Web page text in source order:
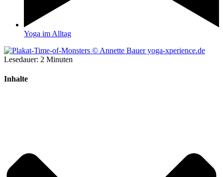
Yoga im Alltag
Lesedauer: 2 Minuten
Inhalte